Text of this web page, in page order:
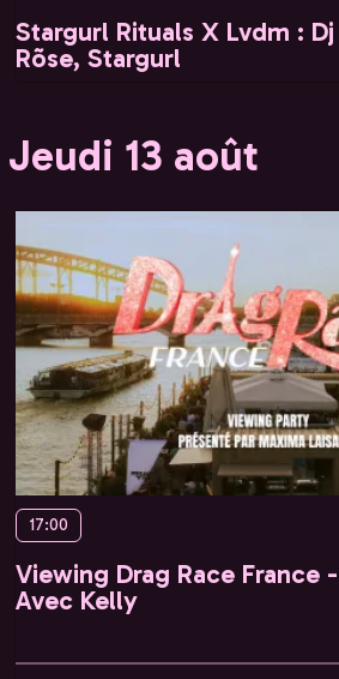
Stargurl Rituals X Lvdm :
Rõse, Stargurl
Jeudi 13 août
17:00
Viewing Drag Race France
Avec Kelly